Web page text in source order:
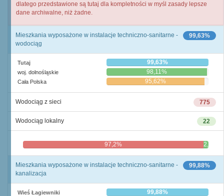
dlatego przedstawione są tutaj dla kompletności w myśl zasady lepsze
dane archiwalne, niż żadne.
99,63%
Mieszkania wyposażone w instalacje techniczno-sanitarne -
wodociąg
Tutaj 99,63%
woj. dolnośląskie 98,11%
Cała Polska 95,62%
775
Wodociąg z sieci
22
Wodociąg lokalny
97,2% 2,8%
99,88%
Mieszkania wyposażone w instalacje techniczno-sanitarne -
kanalizacja
Wieś Łagiewniki 99,88%